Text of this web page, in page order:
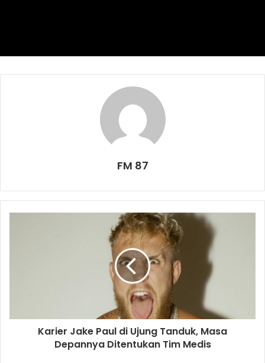
masih tetap terjaga. Meski berada di posisi kedua, namun
Borneo FC memiliki poin sama dengan Persib Bandung
yang berada di puncak klasemen, yakni 72 poin.
menyambangi markas Persijap Jepara, 17 Mei mendatang.
Laga penutup kompetisi akan digelar di kandang sendiri
saat menjamu Malut United pada 23 Mei.
Borneo FC Liga Indonesia
macan kemayoran Maung Bandung
Persija Pesut Etam
FM 87
Karier Jake Paul di Ujung Tanduk, Masa
Depannya Ditentukan Tim Medis